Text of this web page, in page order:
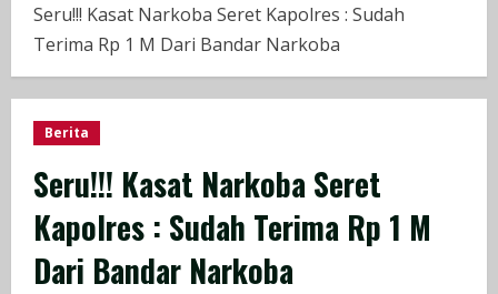
Seru!!! Kasat Narkoba Seret Kapolres : Sudah
Terima Rp 1 M Dari Bandar Narkoba
Berita
Seru!!! Kasat Narkoba Seret
Kapolres : Sudah Terima Rp 1 M
Dari Bandar Narkoba